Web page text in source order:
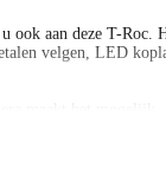
aan deze T-Roc.
velgen, LED
maakt het mogelijk.
op afstand en